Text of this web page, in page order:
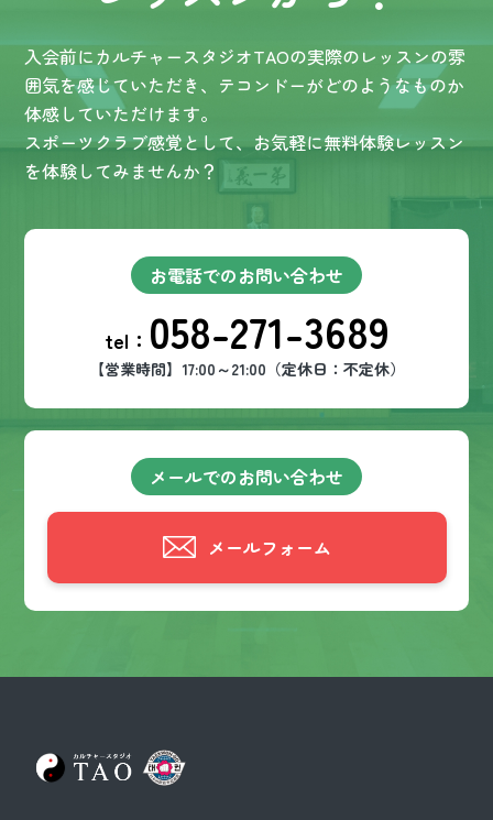
入会前にカルチャースタジオTAOの実際のレッスンの雰
囲気を感じていただき、テコンドーがどのようなものか
体感していただけます。
スポーツクラブ感覚として、お気軽に無料体験レッスン
を体験してみませんか？
お電話でのお問い合わせ
tel： 058-271-3689
【営業時間】17:00～21:00（定休日：不定休）
メールでのお問い合わせ
メールフォーム